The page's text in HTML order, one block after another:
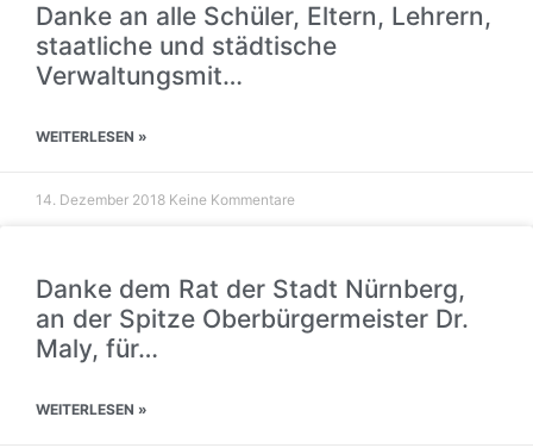
Danke an alle Schüler, Eltern, Lehrern,
staatliche und städtische
Verwaltungsmit…
WEITERLESEN »
14. Dezember 2018 Keine Kommentare
Danke dem Rat der Stadt Nürnberg,
an der Spitze Oberbürgermeister Dr.
Maly, für…
WEITERLESEN »